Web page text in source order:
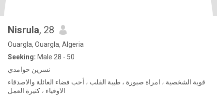
Nisrula, 28
Ouargla, Ouargla, Algeria
Seeking: Male 28 - 50
نسرين حوامدي
قوية الشخصية ، امراة صبورة ، طيبة القلب ، أحب فضاء العائلة والاصدقاء
الاوفياء ، كثيرة العمل